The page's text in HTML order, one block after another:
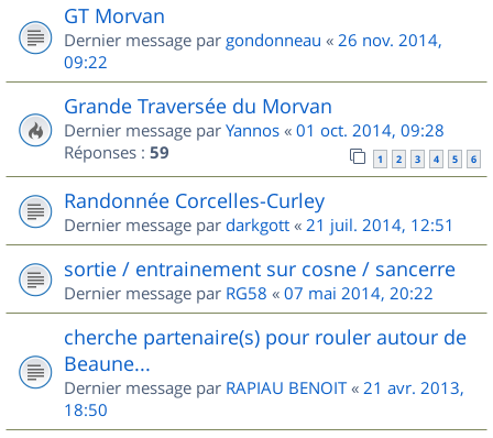
GT Morvan
Dernier message par gondonneau « 26 nov. 2014,
09:22
Grande Traversée du Morvan
Dernier message par Yannos « 01 oct. 2014, 09:28
Réponses : 59 1 2 3 4 5 6
Randonnée Corcelles-Curley
Dernier message par darkgott « 21 juil. 2014, 12:51
sortie / entrainement sur cosne / sancerre
Dernier message par RG58 « 07 mai 2014, 20:22
cherche partenaire(s) pour rouler autour de
Beaune...
Dernier message par RAPIAU BENOIT« 21 avr. 2013,
18:50